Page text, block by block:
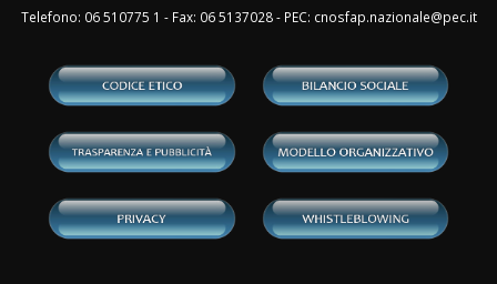
Telefono: 06 510775 1 - Fax: 06 5137028 - PEC: cnosfap.nazionale@pec.it